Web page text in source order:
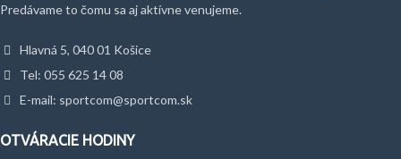
Predávame to čomu sa aj aktívne venujeme.
Hlavná 5, 040 01 Košice
Tel: 055 625 14 08
E-mail: sportcom@sportcom.sk
OTVÁRACIE HODINY